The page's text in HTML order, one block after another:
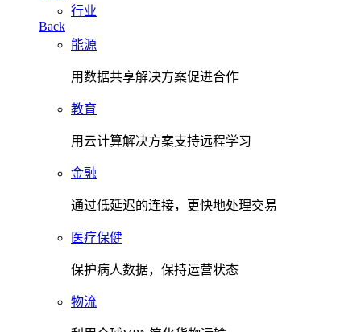
行业
Back
能源
用数据共享解决方案促进合作
教育
用云计算解决方案支持远程学习
金融
通过低延迟的连接，更快地处理交易
医疗保健
保护病人数据，保持运营状态
物流